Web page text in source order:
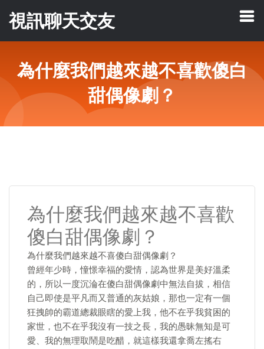
視訊聊天交友
為什麼我們越來越不喜歡傻白
甜偶像劇？
為什麼我們越來越不喜歡
傻白甜偶像劇？
為什麼我們越來越不喜傻白甜偶像劇？
曾經年少時，憧憬幸福的愛情，認為世界是美好溫柔
的，所以一度沉淪在傻白甜偶像劇中無法自拔，相信
自己即使是平凡而又普通的灰姑娘，那也一定有一個
狂拽帥的霸道總裁眼瞎的愛上我，他不在乎我貧困的
家世，也不在乎我沒有一技之長，我的愚昧無知是可
愛、我的無理取鬧是吃醋，就這樣我還拿喬左搖右